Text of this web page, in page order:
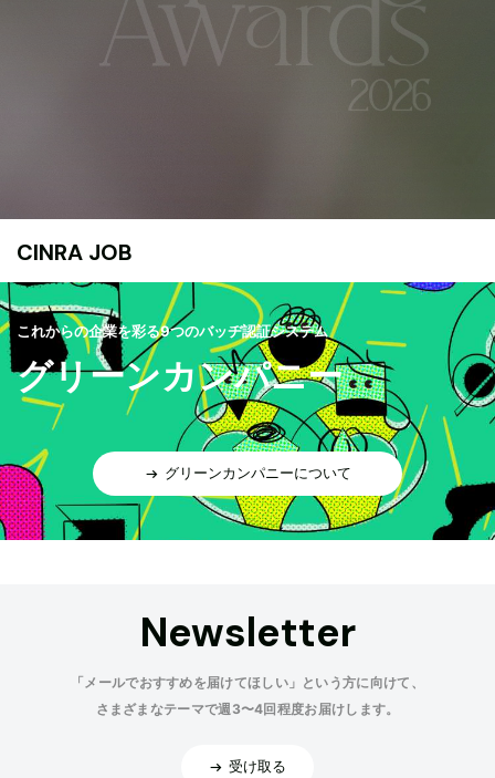
CINRA JOB
これからの企業を彩る9つのバッヂ認証システム
グリーンカンパニー
グリーンカンパニーについて
Newsletter
「メールでおすすめを届けてほしい」という方に向けて、
さまざまなテーマで週3〜4回程度お届けします。
受け取る